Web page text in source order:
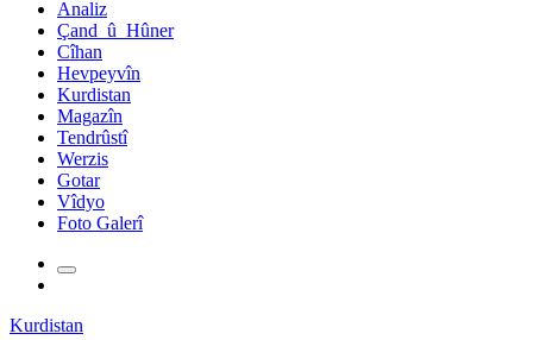
Analiz
Çand_û_Hûner
Cîhan
Hevpeyvîn
Kurdistan
Magazîn
Tendrûstî
Werzis
Gotar
Vîdyo
Foto Galerî
Kurdistan